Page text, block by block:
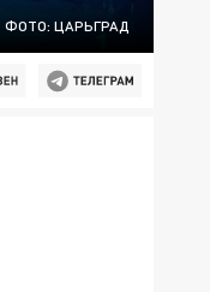
ФОТО: ЦАРЬГРАД